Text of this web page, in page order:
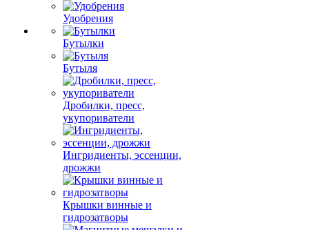
Удобрения
Бутылки
Бутыля
Дробилки, пресс,
укупориватели
Ингридиенты, эссенции,
дрожжи
Крышки винные и
гидрозатворы